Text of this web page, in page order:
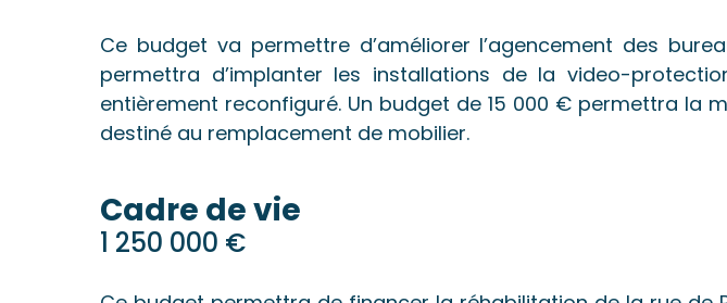
Ce budget va permettre d’améliorer l’agencement des
permettra d’implanter les installations de la video-
entièrement reconfiguré. Un budget de 15 000 € permettra la
destiné au remplacement de mobilier.
Cadre de vie
1 250 000 €